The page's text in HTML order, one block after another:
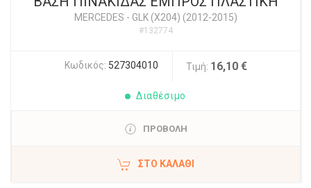
MERCEDES - GLK (X204) (2012-2015)
#132774
Κωδικός: 527304010 Τιμή: 16,10 €
Διαθέσιμο
ΠΡΟΒΟΛΗ
ΣΤΟ ΚΑΛΆΘΙ